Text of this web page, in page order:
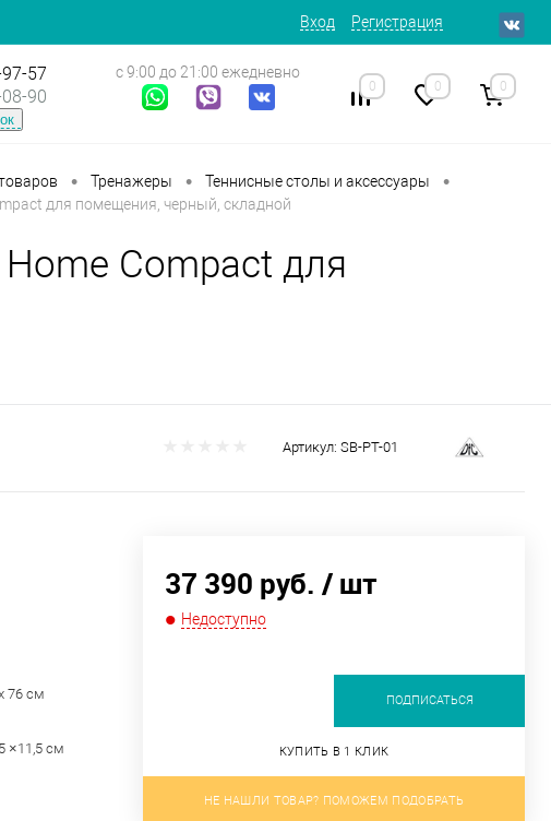
Вход Регистрация
57
90
с 9:00 до 21:00 ежедневно
0 0 0
• Тренажеры • Теннисные столы и аксессуары •
для помещения, черный, складной
Compact для
Артикул: SB-PT-01
76 см
×11,5 см
37 390 руб. / шт
Недоступно
ПОДПИСАТЬСЯ
КУПИТЬ В 1 КЛИК
НЕ НАШЛИ ТОВАР? ПОМОЖЕМ ПОДОБРАТЬ